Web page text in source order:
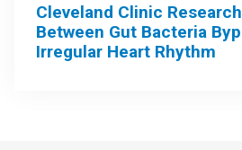
Cleveland Clinic
Between Gut Bacteria
Irregular Heart Rhythm